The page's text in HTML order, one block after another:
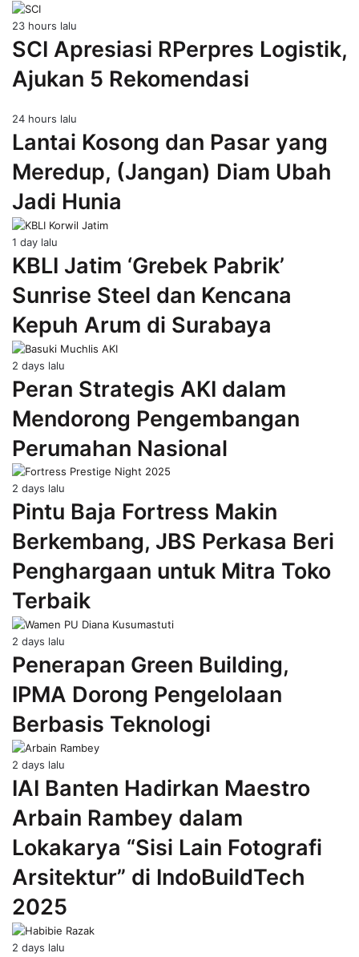
23 hours lalu
SCI Apresiasi RPerpres Logistik,
Ajukan 5 Rekomendasi
24 hours lalu
Lantai Kosong dan Pasar yang
Meredup, (Jangan) Diam Ubah
Jadi Hunia
1 day lalu
KBLI Jatim ‘Grebek Pabrik’
Sunrise Steel dan Kencana
Kepuh Arum di Surabaya
2 days lalu
Peran Strategis AKI dalam
Mendorong Pengembangan
Perumahan Nasional
2 days lalu
Pintu Baja Fortress Makin
Berkembang, JBS Perkasa Beri
Penghargaan untuk Mitra Toko
Terbaik
2 days lalu
Penerapan Green Building,
IPMA Dorong Pengelolaan
Berbasis Teknologi
2 days lalu
IAI Banten Hadirkan Maestro
Arbain Rambey dalam
Lokakarya “Sisi Lain Fotografi
Arsitektur” di IndoBuildTech
2025
2 days lalu